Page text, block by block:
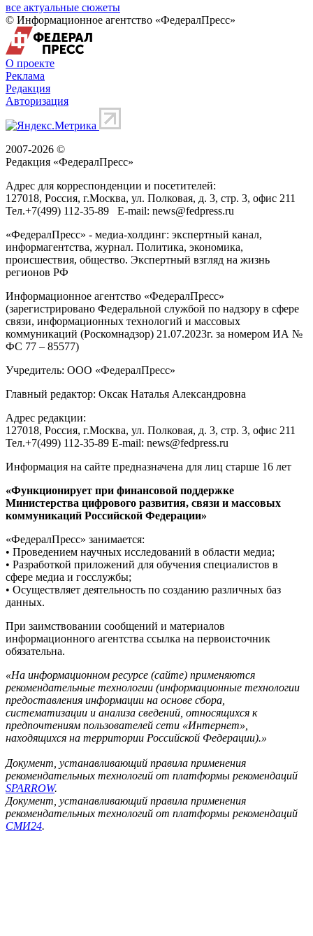
все актуальные сюжеты
© Информационное агентство «ФедералПресс»
О проекте
Реклама
Редакция
Авторизация
2007-2026 ©
Редакция «ФедералПресс»
Адрес для корреспонденции и посетителей:
127018, Россия, г.Москва, ул. Полковая, д. 3, стр. 3, офис 211
Тел.+7(499) 112-35-89 E-mail: news@fedpress.ru
«ФедералПресс» - медиа-холдинг: экспертный канал,
информагентства, журнал. Политика, экономика,
происшествия, общество. Экспертный взгляд на жизнь
регионов РФ
Информационное агентство «ФедералПресс»
(зарегистрировано Федеральной службой по надзору в сфере
связи, информационных технологий и массовых
коммуникаций (Роскомнадзор) 21.07.2023г. за номером ИА №
ФС 77 – 85577)
Учредитель: ООО «ФедералПресс»
Главный редактор: Оксак Наталья Александровна
Адрес редакции:
127018, Россия, г.Москва, ул. Полковая, д. 3, стр. 3, офис 211
Тел.+7(499) 112-35-89 E-mail: news@fedpress.ru
Информация на сайте предназначена для лиц старше 16 лет
«Функционирует при финансовой поддержке
Министерства цифрового развития, связи и массовых
коммуникаций Российской Федерации»
«ФедералПресс» занимается:
• Проведением научных исследований в области медиа;
• Разработкой приложений для обучения специалистов в
сфере медиа и госслужбы;
• Осуществляет деятельность по созданию различных баз
данных.
При заимствовании сообщений и материалов
информационного агентства ссылка на первоисточник
обязательна.
«На информационном ресурсе (сайте) применяются
рекомендательные технологии (информационные технологии
предоставления информации на основе сбора,
систематизации и анализа сведений, относящихся к
предпочтениям пользователей сети «Интернет»,
находящихся на территории Российской Федерации).»
Документ, устанавливающий правила применения
рекомендательных технологий от платформы рекомендаций
SPARROW.
Документ, устанавливающий правила применения
рекомендательных технологий от платформы рекомендаций
СМИ24.